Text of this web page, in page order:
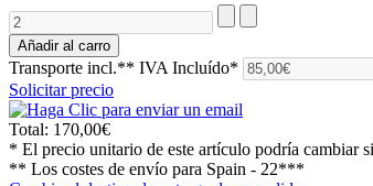
Transporte incl.** IVA Incluído*
Solicitar precio
Total: 170,00€
* El precio unitario de este artículo podría cambiar
** Los costes de envío para Spain - 22***